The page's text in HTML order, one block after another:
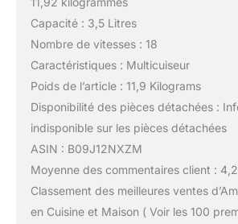
Capacité : 3,5 Litres
Nombre de vitesses : 18
Caractéristiques : Multicuiseur
Poids de l’article : 11,9 Kilograms
Disponibilité des pièces détachées :
indisponible sur les pièces détachées
ASIN : B09J12NXZM
Moyenne des commentaires client :
Classement des meilleures ventes
en Cuisine et Maison ( Voir les 100